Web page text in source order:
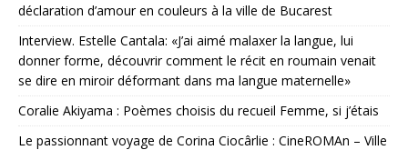
déclaration d’amour en couleurs à la ville de Bucarest
Interview. Estelle Cantala: «J’ai aimé malaxer la langue, lui
donner forme, découvrir comment le récit en roumain venait
se dire en miroir déformant dans ma langue maternelle»
Coralie Akiyama : Poèmes choisis du recueil Femme, si j’étais
Le passionnant voyage de Corina Ciocârlie : CineROMAn – Ville